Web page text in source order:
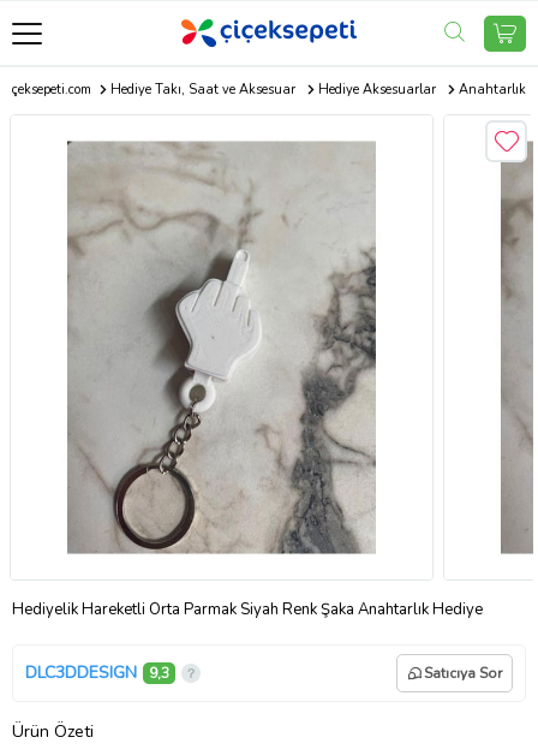
Çiçeksepeti.com Hediye Takı, Saat ve Aksesuar Hediye Aksesuarlar Anahtarlık
Hediyelik Hareketli Orta Parmak Siyah Renk Şaka Anahtarlık Hediye
DLC3DDESIGN 9,3 Satıcıya Sor
Ürün Özeti